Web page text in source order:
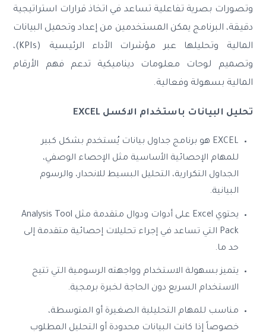
وتصورات بصرية تفاعلية تساعد في اتخاذ قرارات استراتيجية
دقيقة، البرنامج يمكن المستخدمين من إعداد وتحميل البيانات
المالية وتحليلها عبر مؤشرات الأداء الرئيسية (KPIs)،
وتصميم لوحات معلومات ديناميكية تدعم فهم الأرقام
المالية بسهولة وفعالية.
تحليل البيانات باستخدام الاكسل EXCEL
EXCEL هو برنامج جداول بيانات يُستخدم بشكل كبير
للمهام الإحصائية الأساسية مثل الإحصاء الوصفي،
الجداول التكرارية، التحليل البسيط للانحدار، والرسوم
البيانية.
يحتوي Excel على أدوات ودوال متقدمة مثل Analysis Tool
Pack التي تساعد في إجراء تحليلات إحصائية متقدمة إلى
حد ما.
يتميز بسهولة الاستخدام وواجهته الرسومية التي تتيح
الاستخدام السريع دون الحاجة لخبرة برمجية.
مناسب للمهام التحليلية الصغيرة أو المتوسطة،
خصوصاً إذا كانت البيانات محدودة أو التحليل المطلوب